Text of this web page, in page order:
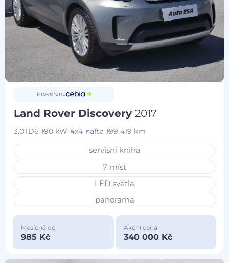
Prověřeno
Land Rover Discovery2017
3.0TD6 190 kW 4x4 nafta 199 419 km
servisní kniha
7 míst
LED světla
panorama
Měsíčně od
985 Kč
Akční cena
340 000 Kč